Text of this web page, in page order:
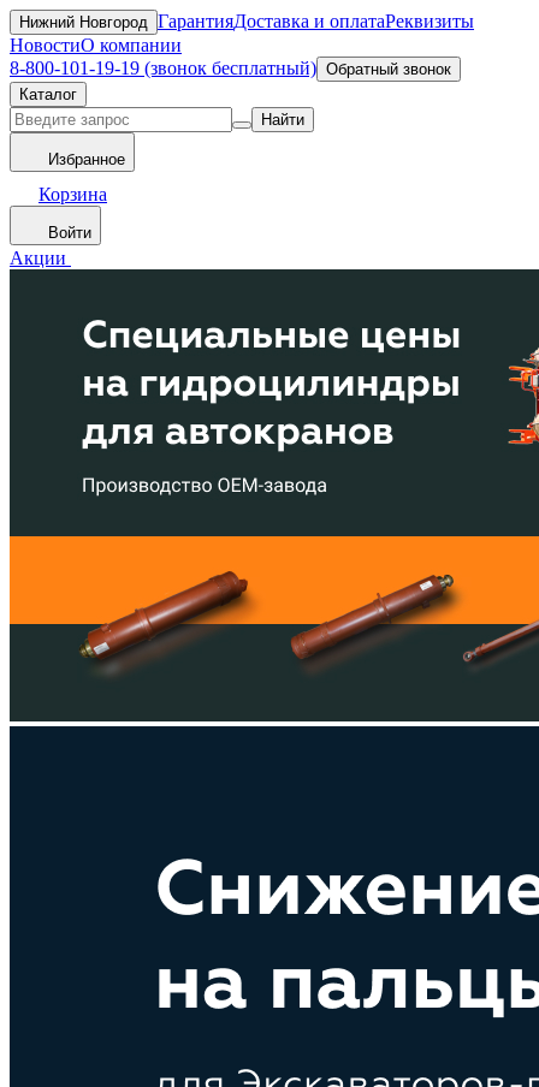
Нижний Новгород ГарантияДоставка и оплатаРеквизиты
НовостиО компании
8-800-101-19-19 (звонок бесплатный) Обратный звонок
Каталог
Найти
Избранное
Корзина
Войти
Акции